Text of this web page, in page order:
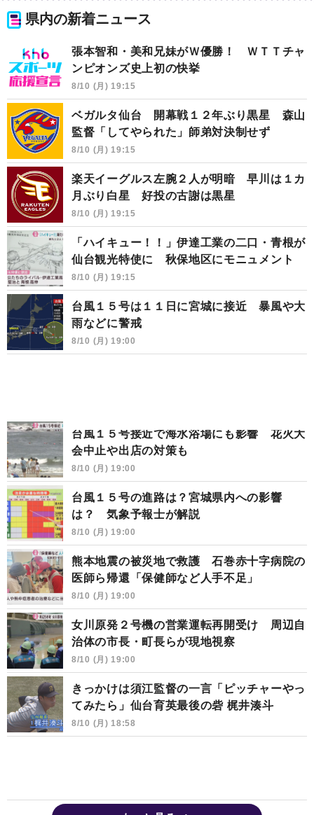
県内の新着ニュース
張本智和・美和兄妹がＷ優勝！ ＷＴＴチャ
ンピオンズ史上初の快挙
8/10 (月) 19:15
ベガルタ仙台 開幕戦１２年ぶり黒星 森山
監督「してやられた」師弟対決制せず
8/10 (月) 19:15
楽天イーグルス左腕２人が明暗 早川は１カ
月ぶり白星 好投の古謝は黒星
8/10 (月) 19:15
「ハイキュー！！」伊達工業の二口・青根が
仙台観光特使に 秋保地区にモニュメント
8/10 (月) 19:15
台風１５号は１１日に宮城に接近 暴風や大
雨などに警戒
8/10 (月) 19:00
台風１５号接近で海水浴場にも影響 花火大
会中止や出店の対策も
8/10 (月) 19:00
台風１５号の進路は？宮城県内への影響
は？ 気象予報士が解説
8/10 (月) 19:00
熊本地震の被災地で救護 石巻赤十字病院の
医師ら帰還「保健師など人手不足」
8/10 (月) 19:00
女川原発２号機の営業運転再開受け 周辺自
治体の市長・町長らが現地視察
8/10 (月) 19:00
きっかけは須江監督の一言「ピッチャーやっ
てみたら」仙台育英最後の砦 梶井湊斗
8/10 (月) 18:58